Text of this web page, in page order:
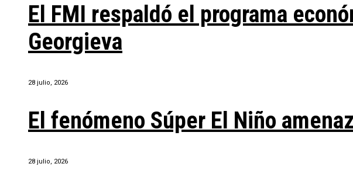
El FMI respaldó el programa
Georgieva
28 julio, 2026
El fenómeno Súper El Niño
28 julio, 2026